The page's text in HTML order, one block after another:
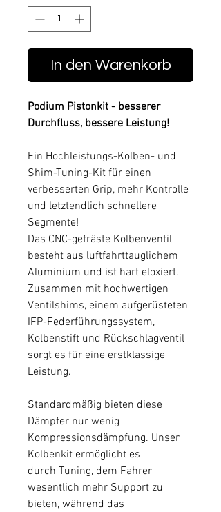
In den Warenkorb
Podium Pistonkit - besserer
Durchfluss, bessere Leistung!
Ein Hochleistungs-Kolben- und
Shim-Tuning-Kit für einen
verbesserten Grip, mehr Kontrolle
und letztendlich schnellere
Segmente!
Das CNC-gefräste Kolbenventil
besteht aus luftfahrttauglichem
Aluminium und ist hart eloxiert.
Zusammen mit hochwertigen
Ventilshims, einem aufgerüsteten
IFP-Federführungssystem,
Kolbenstift und Rückschlagventil
sorgt es für eine erstklassige
Leistung.
Standardmäßig bieten diese
Dämpfer nur wenig
Kompressionsdämpfung. Unser
Kolbenkit ermöglicht es
durch Tuning, dem Fahrer
wesentlich mehr Support zu
bieten, während das